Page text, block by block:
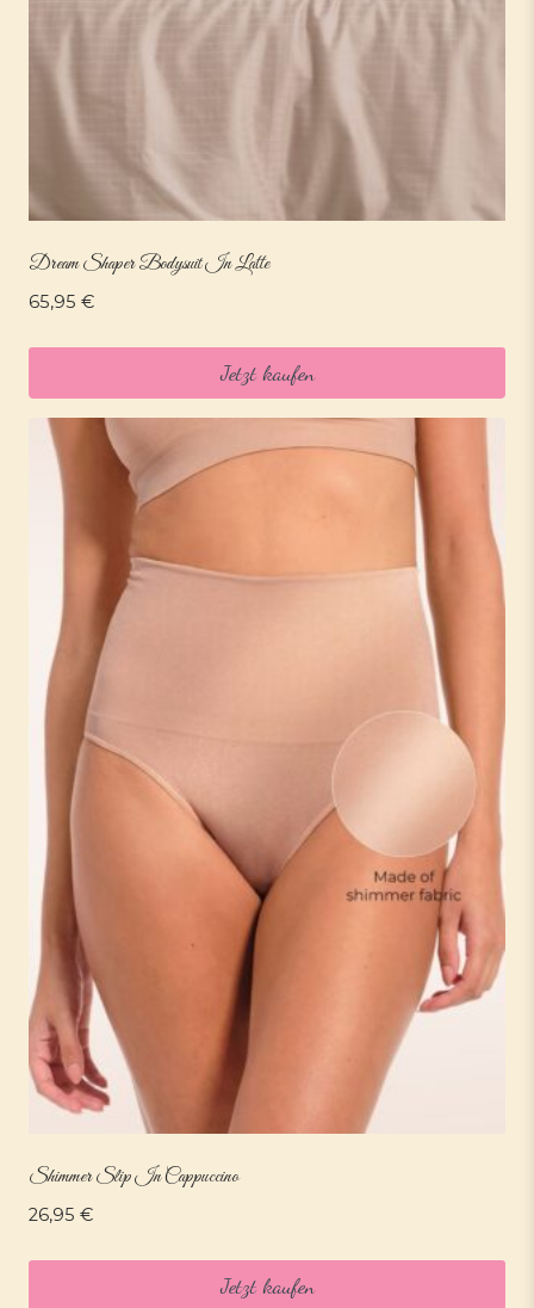
Dream Shaper Bodysuit In Latte
65,95 €
Jetzt kaufen
Shimmer Slip In Cappuccino
26,95 €
Jetzt kaufen